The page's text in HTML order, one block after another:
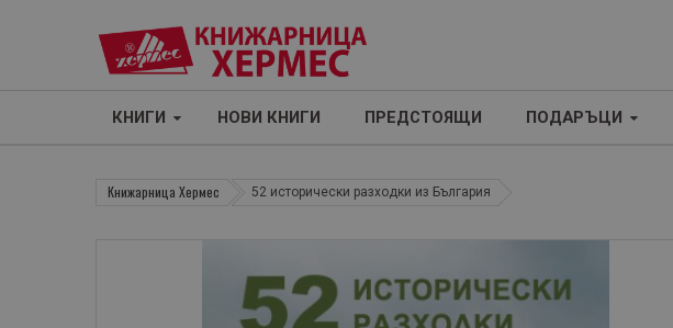
КНИГИ НОВИ КНИГИ ПРЕДСТОЯЩИ ПОДАРЪЦИ
Книжарница Хермес 52 исторически разходки из България